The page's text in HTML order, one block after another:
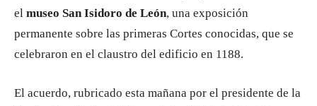
el museo San Isidoro de León, una exposición
permanente sobre las primeras Cortes conocidas, que se
celebraron en el claustro del edificio en 1188.
El acuerdo, rubricado esta mañana por el presidente de la